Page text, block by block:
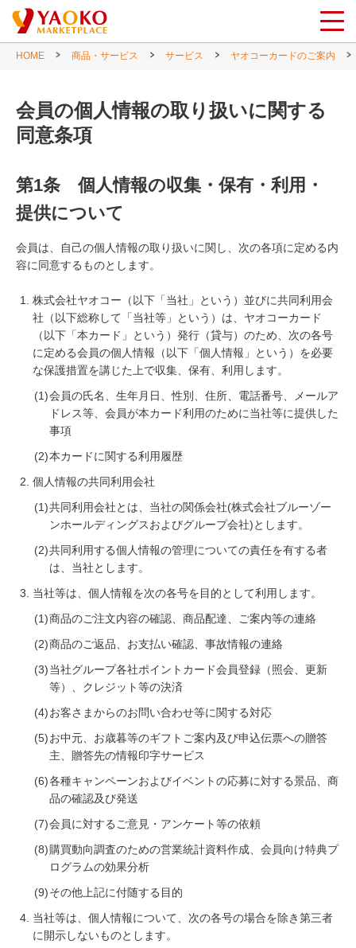
HOME 商品・サービス サービス ヤオコーカードのご案内
会員の個人情報の取り扱いに関する
同意条項
第1条 個人情報の収集・保有・利用・
提供について
会員は、自己の個人情報の取り扱いに関し、次の各項に定める内
容に同意するものとします。
株式会社ヤオコー（以下「当社」という）並びに共同利用会
社（以下総称して「当社等」という）は、ヤオコーカード
（以下「本カード」という）発行（貸与）のため、次の各号
に定める会員の個人情報（以下「個人情報」という）を必要
な保護措置を講じた上で収集、保有、利用します。
会員の氏名、生年⽉⽇、性別、住所、電話番号、メールア
ドレス等、会員が本カード利用のために当社等に提供した
事項
本カードに関する利用履歴
個人情報の共同利用会社
共同利用会社とは、当社の関係会社(株式会社ブルーゾー
ンホールディングスおよびグループ会社)とします。
共同利用する個人情報の管理についての責任を有する者
は、当社とします。
当社等は、個人情報を次の各号を目的として利用します。
商品のご注文内容の確認、商品配達、ご案内等の連絡
商品のご返品、お支払い確認、事故情報の連絡
当社グループ各社ポイントカード会員登録（照会、更新
等）、クレジット等の決済
お客さまからのお問い合わせ等に関する対応
お中元、お歳暮等のギフトご案内及び申込伝票への贈答
主、贈答先の情報印字サービス
各種キャンペーンおよびイベントの応募に対する景品、商
品の確認及び発送
会員に対するご意⾒・アンケート等の依頼
購買動向調査のための営業統計資料作成、会員向け特典プ
ログラムの効果分析
その他上記に付随する目的
当社等は、個人情報について、次の各号の場合を除き第三者
に開示しないものとします。